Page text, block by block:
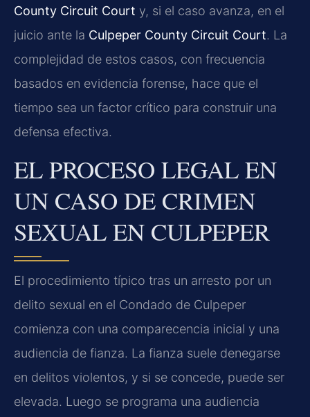
County Circuit Court y, si el caso avanza, en el
juicio ante la Culpeper County Circuit Court. La
complejidad de estos casos, con frecuencia
basados en evidencia forense, hace que el
tiempo sea un factor crítico para construir una
defensa efectiva.
EL PROCESO LEGAL EN
UN CASO DE CRIMEN
SEXUAL EN CULPEPER
El procedimiento típico tras un arresto por un
delito sexual en el Condado de Culpeper
comienza con una comparecencia inicial y una
audiencia de fianza. La fianza suele denegarse
en delitos violentos, y si se concede, puede ser
elevada. Luego se programa una audiencia